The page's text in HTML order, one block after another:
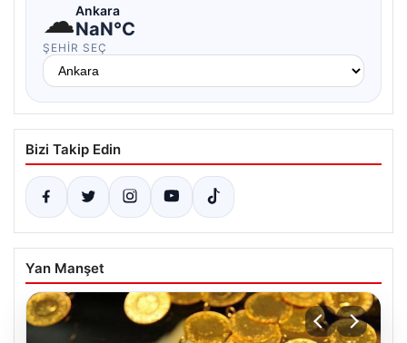
☁Ankara
NaN°C
ŞEHIR SEÇ
Bizi Takip Edin
Yan Manşet